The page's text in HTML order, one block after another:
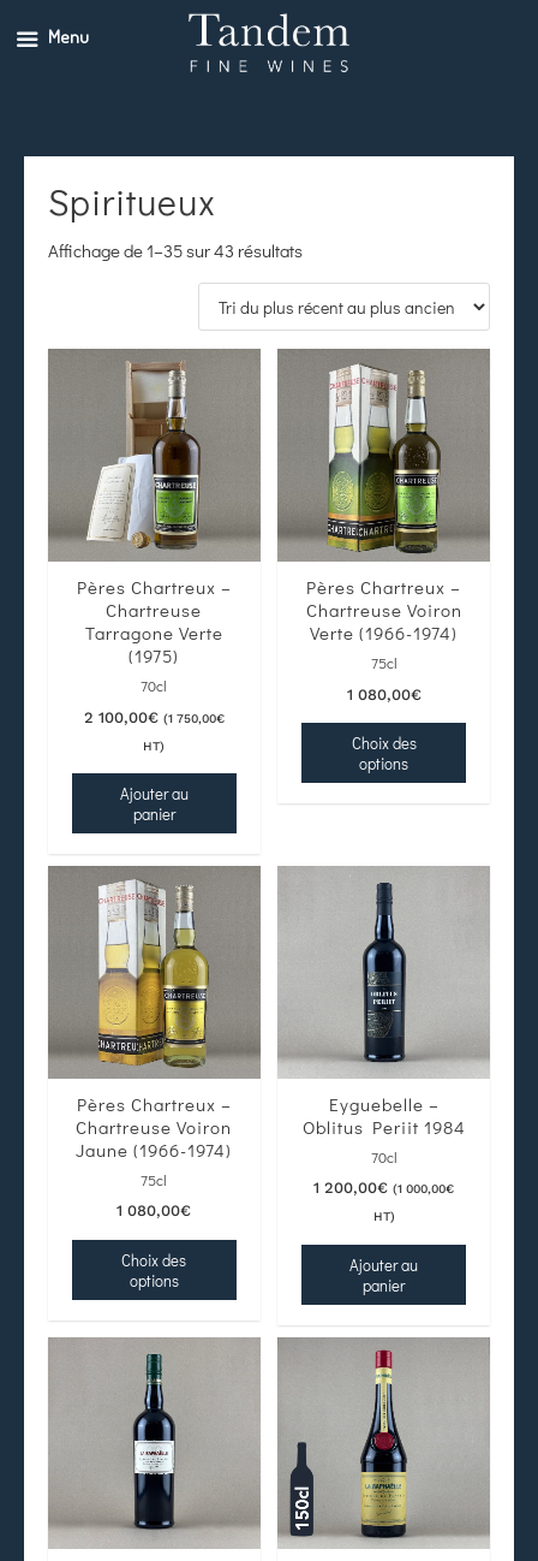
Spiritueux
Affichage de 1–35 sur 43 résultats
Pères Chartreux –
Chartreuse
Tarragone Verte
(1975)
70cl
2 100,00€ (1 750,00€
HT)
Ajouter au
panier
Pères Chartreux –
Chartreuse Voiron
Verte (1966-1974)
75cl
1 080,00€
Choix des
options
Pères Chartreux –
Chartreuse Voiron
Jaune (1966-1974)
75cl
1 080,00€
Choix des
options
Eyguebelle –
Oblitus Periit 1984
70cl
1 200,00€ (1 000,00€
HT)
Ajouter au
panier
Menu